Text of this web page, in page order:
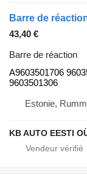
43,40 €
Barre de réaction
A9603501706
9603501306
Estonie,
KB AUTO EESTI